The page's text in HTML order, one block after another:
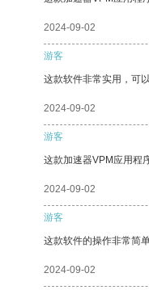
2024-09-02
游客
这款软件非常实用，可
2024-09-02
游客
这款加速器VPM应用程
2024-09-02
游客
这款软件的操作非常简
2024-09-02